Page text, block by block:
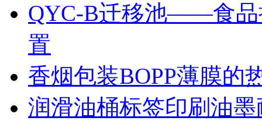
QYC-B迁移池——食品
置
香烟包装BOPP薄膜的
润滑油桶标签印刷油